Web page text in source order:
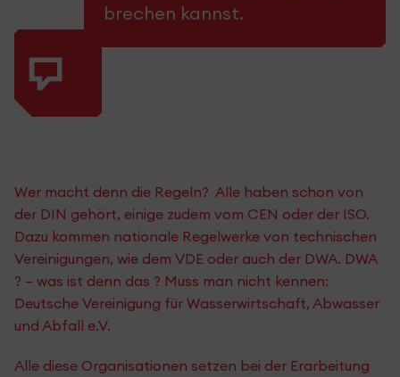
brechen kannst.
Wer macht denn die Regeln? Alle haben schon von
der DIN gehört, einige zudem vom CEN oder der ISO.
Dazu kommen nationale Regelwerke von technischen
Vereinigungen, wie dem VDE oder auch der DWA. DWA
? – was ist denn das ? Muss man nicht kennen:
Deutsche Vereinigung für Wasserwirtschaft, Abwasser
und Abfall e.V.
Alle diese Organisationen setzen bei der Erarbeitung